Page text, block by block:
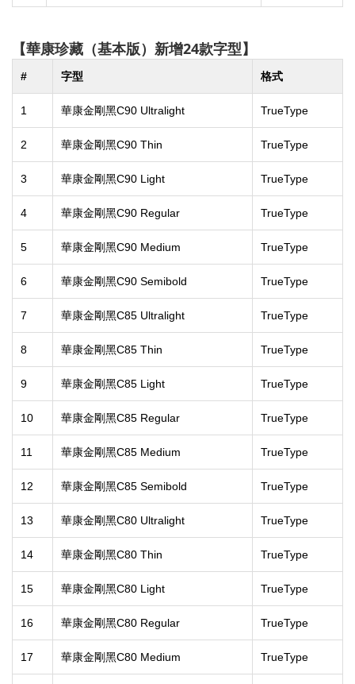
【華康珍藏（基本版）新增24款字型】
# 字型 格式
1 華康金剛黑C90 Ultralight TrueType
2 華康金剛黑C90 Thin TrueType
3 華康金剛黑C90 Light TrueType
4 華康金剛黑C90 Regular TrueType
5 華康金剛黑C90 Medium TrueType
6 華康金剛黑C90 Semibold TrueType
7 華康金剛黑C85 Ultralight TrueType
8 華康金剛黑C85 Thin TrueType
9 華康金剛黑C85 Light TrueType
10 華康金剛黑C85 Regular TrueType
11 華康金剛黑C85 Medium TrueType
12 華康金剛黑C85 Semibold TrueType
13 華康金剛黑C80 Ultralight TrueType
14 華康金剛黑C80 Thin TrueType
15 華康金剛黑C80 Light TrueType
16 華康金剛黑C80 Regular TrueType
17 華康金剛黑C80 Medium TrueType